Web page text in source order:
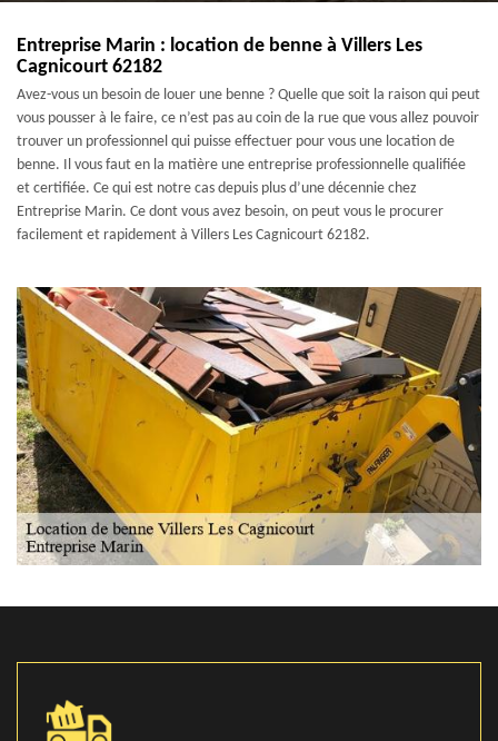
Entreprise Marin : location de benne à Villers Les
Cagnicourt 62182
Avez-vous un besoin de louer une benne ? Quelle que soit la raison qui peut
vous pousser à le faire, ce n’est pas au coin de la rue que vous allez pouvoir
trouver un professionnel qui puisse effectuer pour vous une location de
benne. Il vous faut en la matière une entreprise professionnelle qualifiée
et certifiée. Ce qui est notre cas depuis plus d’une décennie chez
Entreprise Marin. Ce dont vous avez besoin, on peut vous le procurer
facilement et rapidement à Villers Les Cagnicourt 62182.